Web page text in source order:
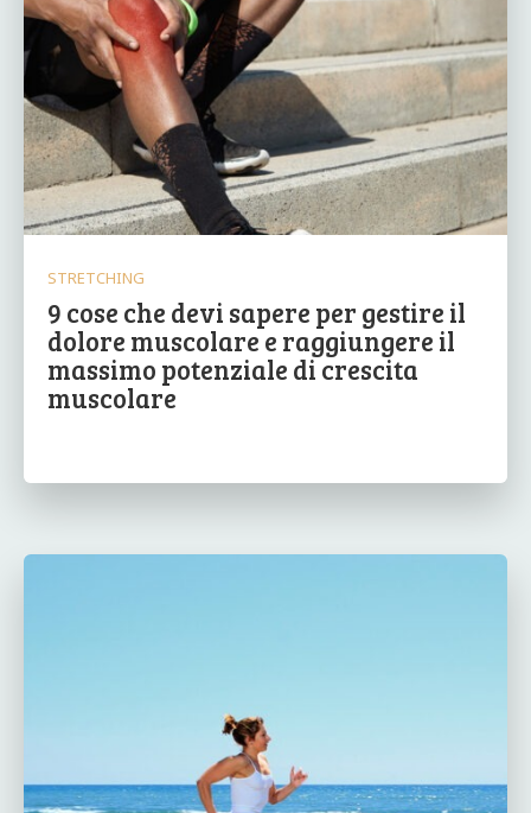
STRETCHING
9 cose che devi sapere per gestire il
dolore muscolare e raggiungere il
massimo potenziale di crescita
muscolare